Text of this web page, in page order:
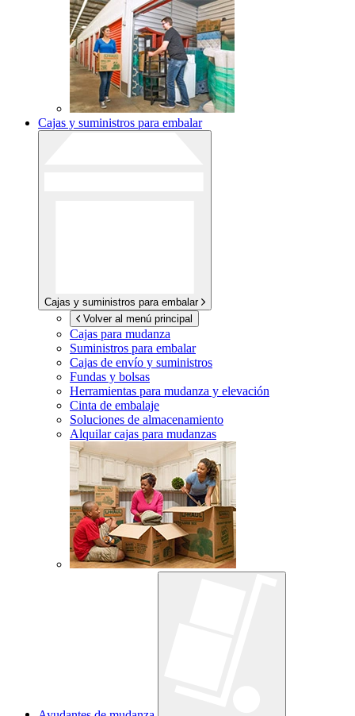
Cajas y suministros para embalar
Cajas y suministros para embalar
Volver al menú principal
Cajas para mudanza
Suministros para embalar
Cajas de envío y suministros
Fundas y bolsas
Herramientas para mudanza y elevación
Cinta de embalaje
Soluciones de almacenamiento
Alquilar cajas para mudanzas